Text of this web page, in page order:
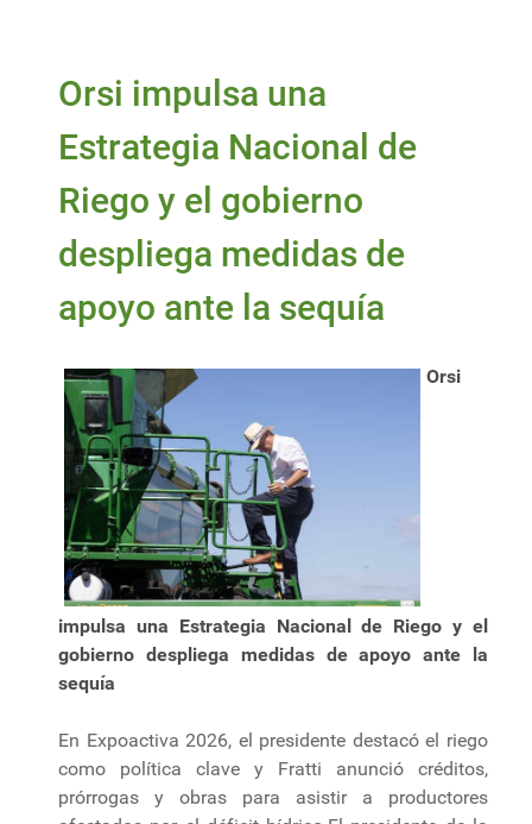
Orsi impulsa una
Estrategia Nacional de
Riego y el gobierno
despliega medidas de
apoyo ante la sequía
Orsi
impulsa una Estrategia Nacional de Riego y el
gobierno despliega medidas de apoyo ante la
sequía
En Expoactiva 2026, el presidente destacó el riego
como política clave y Fratti anunció créditos,
prórrogas y obras para asistir a productores